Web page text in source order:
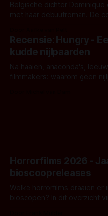
Belgische dichter
met haar debuutroman. De
achtergrond, belooft iets
iets ongrijpbaars. En dat
waar.
Recensie: Hungry -
kudde nijlpaarden
Na haaien, anaconda's,
filmmakers: waarom geen
Horrorfilms 2026 -
bioscoopreleases
Welke horrorfilms draaien er
bioscopen? In dit overzicht